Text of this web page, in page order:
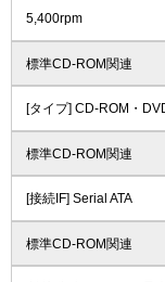
5,400rpm
標準CD-ROM関連
[タイプ] CD-ROM・
標準CD-ROM関連
[接続IF] Serial ATA
標準CD-ROM関連